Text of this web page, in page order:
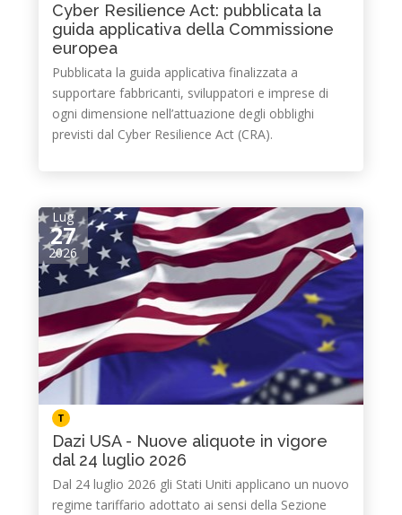
Cyber Resilience Act: pubblicata la
guida applicativa della Commissione
europea
Pubblicata la guida applicativa finalizzata a
supportare fabbricanti, sviluppatori e imprese di
ogni dimensione nell’attuazione degli obblighi
previsti dal Cyber Resilience Act (CRA).
Lug
27
2026
T
Dazi USA - Nuove aliquote in vigore
dal 24 luglio 2026
Dal 24 luglio 2026 gli Stati Uniti applicano un nuovo
regime tariffario adottato ai sensi della Sezione